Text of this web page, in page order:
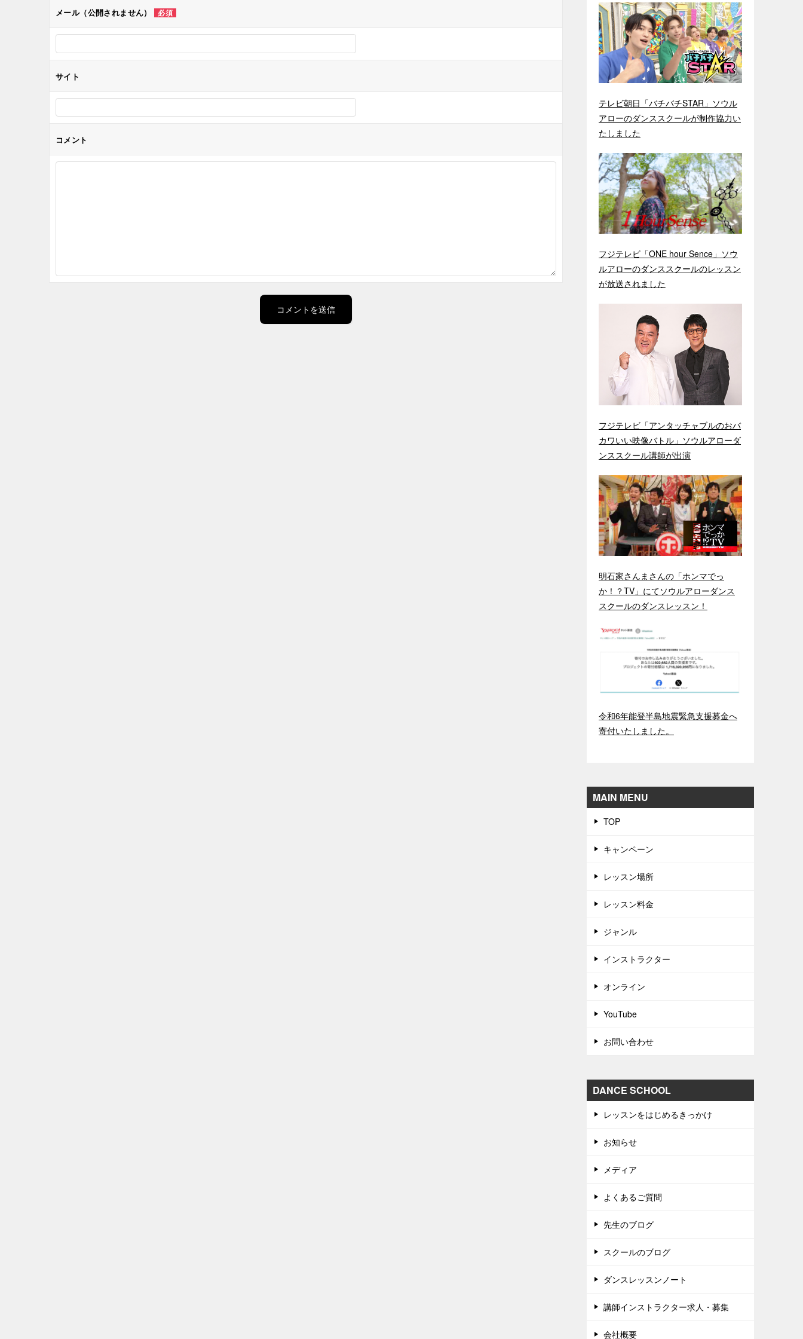
ン
メール（公開されません） 必須
サイト
コメント
テレビ朝日「バチバチSTAR」ソウル
アローのダンススクールが制作協力い
たしました
フジテレビ「ONE hour Sence」ソウ
ルアローのダンススクールのレッスン
が放送されました
フジテレビ「アンタッチャブルのおバ
カワいい映像バトル」ソウルアローダ
ンススクール講師が出演
明石家さんまさんの「ホンマでっ
か！？TV」にてソウルアローダンス
スクールのダンスレッスン！
令和6年能登半島地震緊急支援募金へ
寄付いたしました。
MAIN MENU
TOP
キャンペーン
レッスン場所
レッスン料金
ジャンル
インストラクター
オンライン
YouTube
お問い合わせ
DANCE SCHOOL
レッスンをはじめるきっかけ
お知らせ
メディア
よくあるご質問
先生のブログ
スクールのブログ
ダンスレッスンノート
講師インストラクター求人・募集
会社概要